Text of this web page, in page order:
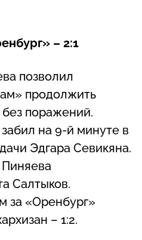
– 2:1
позволил
продолжить
поражений.
на 9-й минуте в
Эдгара Севикяна.
Салтыков.
за «Оренбург»
– 1:2.